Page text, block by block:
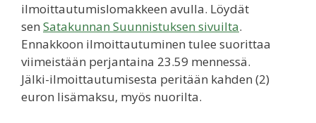
ilmoittautumislomakkeen avulla. Löydät
sen Satakunnan Suunnistuksen sivuilta.
Ennakkoon ilmoittautuminen tulee suorittaa
viimeistään perjantaina 23.59 mennessä.
Jälki-ilmoittautumisesta peritään kahden (2)
euron lisämaksu, myös nuorilta.